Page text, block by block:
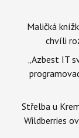
Maličká
chvíli
„Azbest IT
Střelba u
Wildberries